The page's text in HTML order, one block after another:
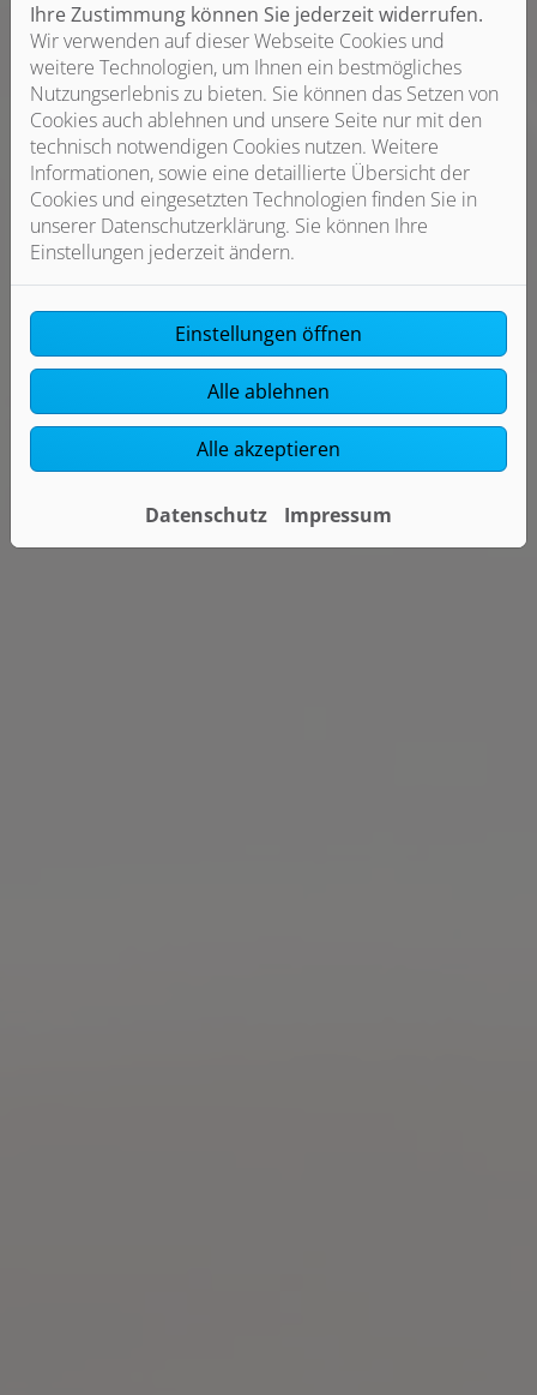
Ihre Zustimmung können Sie jederzeit widerrufen.
Wir verwenden auf dieser Webseite Cookies und
weitere Technologien, um Ihnen ein bestmögliches
Nutzungserlebnis zu bieten. Sie können das Setzen von
Cookies auch ablehnen und unsere Seite nur mit den
technisch notwendigen Cookies nutzen. Weitere
Informationen, sowie eine detaillierte Übersicht der
Cookies und eingesetzten Technologien finden Sie in
unserer Datenschutzerklärung. Sie können Ihre
Einstellungen jederzeit ändern.
Einstellungen öffnen
Alle ablehnen
Alle akzeptieren
Datenschutz Impressum